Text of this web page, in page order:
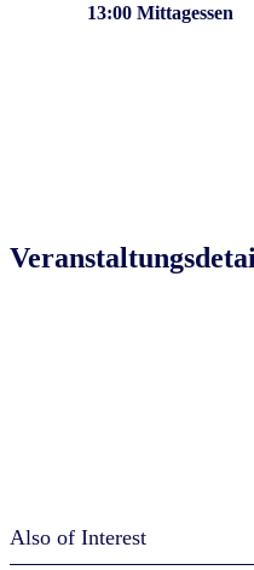
13:00 Mittagessen
Also of Interest